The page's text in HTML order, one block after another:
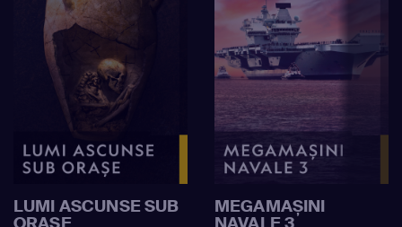
LUMI ASCUNSE SUB MEGAMAȘINI